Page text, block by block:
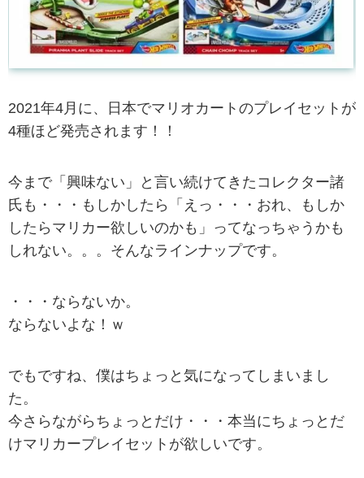
2021年4月に、日本でマリオカートのプレイセットが
4種ほど発売されます！！
今まで「興味ない」と言い続けてきたコレクター諸
氏も・・・もしかしたら「えっ・・・おれ、もしか
したらマリカー欲しいのかも」ってなっちゃうかも
しれない。。。そんなラインナップです。
・・・ならないか。
ならないよな！ｗ
でもですね、僕はちょっと気になってしまいまし
た。
今さらながらちょっとだけ・・・本当にちょっとだ
けマリカープレイセットが欲しいです。